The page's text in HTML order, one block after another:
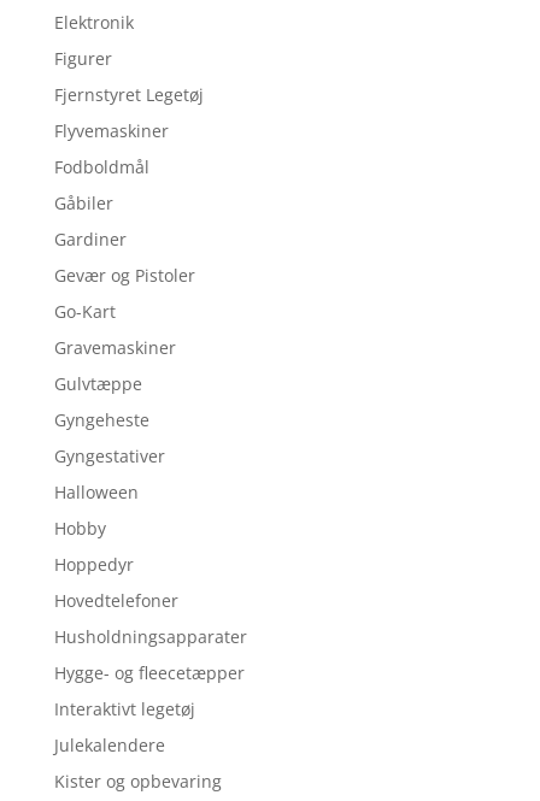
Elektronik
Figurer
Fjernstyret Legetøj
Flyvemaskiner
Fodboldmål
Gåbiler
Gardiner
Gevær og Pistoler
Go-Kart
Gravemaskiner
Gulvtæppe
Gyngeheste
Gyngestativer
Halloween
Hobby
Hoppedyr
Hovedtelefoner
Husholdningsapparater
Hygge- og fleecetæpper
Interaktivt legetøj
Julekalendere
Kister og opbevaring